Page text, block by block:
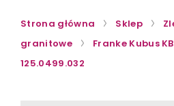
Strona główna Sklep
granitowe
Franke Kubus
125.0499.032